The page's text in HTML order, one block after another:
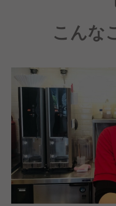
また、残業時間を減
したりと、スタッフ
努めています。こんな